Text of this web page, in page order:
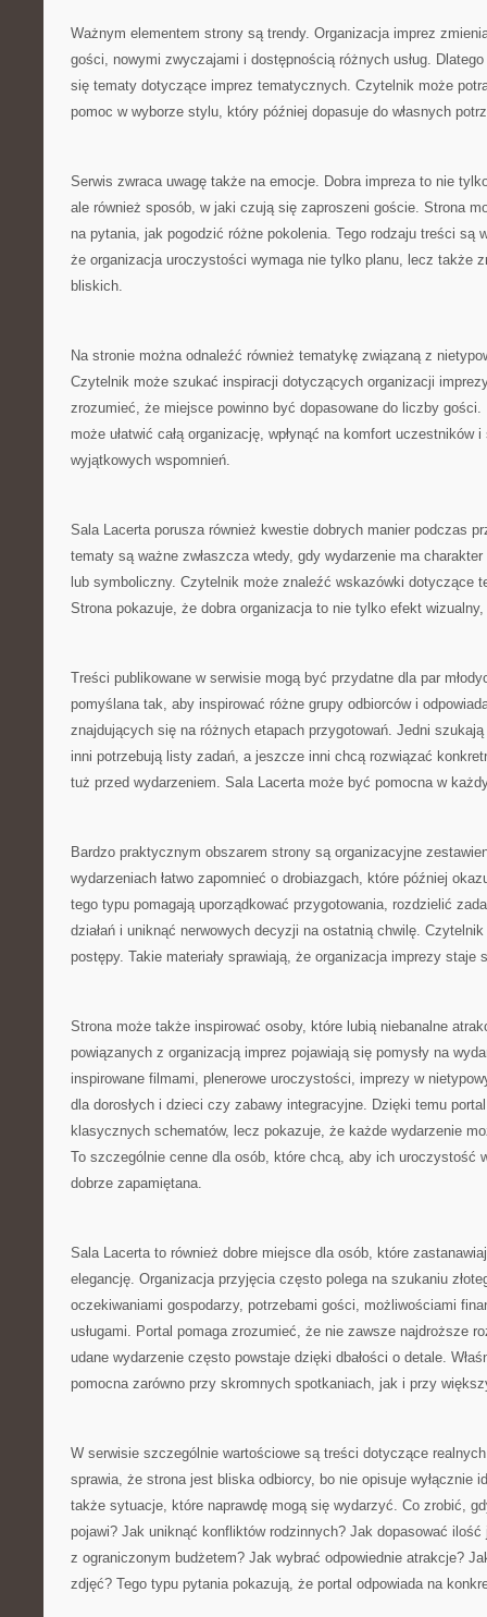
Ważnym elementem strony są trendy. Organizacja imprez
gości, nowymi zwyczajami i dostępnością różnych usług.
się tematy dotyczące imprez tematycznych. Czytelnik może
pomoc w wyborze stylu, który później dopasuje do własnych
Serwis zwraca uwagę także na emocje. Dobra impreza to nie
ale również sposób, w jaki czują się zaproszeni goście. Strona
na pytania, jak pogodzić różne pokolenia. Tego rodzaju treści są
że organizacja uroczystości wymaga nie tylko planu, lecz także
bliskich.
Na stronie można odnaleźć również tematykę związaną z
Czytelnik może szukać inspiracji dotyczących organizacji
zrozumieć, że miejsce powinno być dopasowane do liczby gości.
może ułatwić całą organizację, wpłynąć na komfort uczestników i
wyjątkowych wspomnień.
Sala Lacerta porusza również kwestie dobrych manier podczas
tematy są ważne zwłaszcza wtedy, gdy wydarzenie ma
lub symboliczny. Czytelnik może znaleźć wskazówki dotyczące
Strona pokazuje, że dobra organizacja to nie tylko efekt
Treści publikowane w serwisie mogą być przydatne dla par
pomyślana tak, aby inspirować różne grupy odbiorców i
znajdujących się na różnych etapach przygotowań. Jedni szukają
inni potrzebują listy zadań, a jeszcze inni chcą rozwiązać
tuż przed wydarzeniem. Sala Lacerta może być pomocna w
Bardzo praktycznym obszarem strony są organizacyjne
wydarzeniach łatwo zapomnieć o drobiazgach, które później
tego typu pomagają uporządkować przygotowania, rozdzielić
działań i uniknąć nerwowych decyzji na ostatnią chwilę.
postępy. Takie materiały sprawiają, że organizacja imprezy staje
Strona może także inspirować osoby, które lubią niebanalne
powiązanych z organizacją imprez pojawiają się pomysły na
inspirowane filmami, plenerowe uroczystości, imprezy w
dla dorosłych i dzieci czy zabawy integracyjne. Dzięki temu
klasycznych schematów, lecz pokazuje, że każde wydarzenie
To szczególnie cenne dla osób, które chcą, aby ich uroczystość
dobrze zapamiętana.
Sala Lacerta to również dobre miejsce dla osób, które
elegancję. Organizacja przyjęcia często polega na szukaniu
oczekiwaniami gospodarzy, potrzebami gości, możliwościami
usługami. Portal pomaga zrozumieć, że nie zawsze najdroższe
udane wydarzenie często powstaje dzięki dbałości o detale.
pomocna zarówno przy skromnych spotkaniach, jak i przy
W serwisie szczególnie wartościowe są treści dotyczące
sprawia, że strona jest bliska odbiorcy, bo nie opisuje wyłącznie
także sytuacje, które naprawdę mogą się wydarzyć. Co zrobić,
pojawi? Jak uniknąć konfliktów rodzinnych? Jak dopasować
z ograniczonym budżetem? Jak wybrać odpowiednie atrakcje?
zdjęć? Tego typu pytania pokazują, że portal odpowiada na